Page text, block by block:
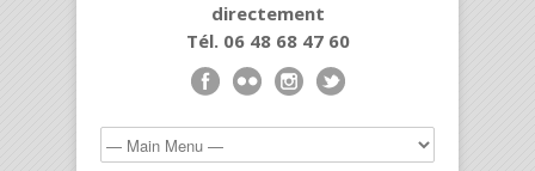
directement
Tél. 06 48 68 47 60